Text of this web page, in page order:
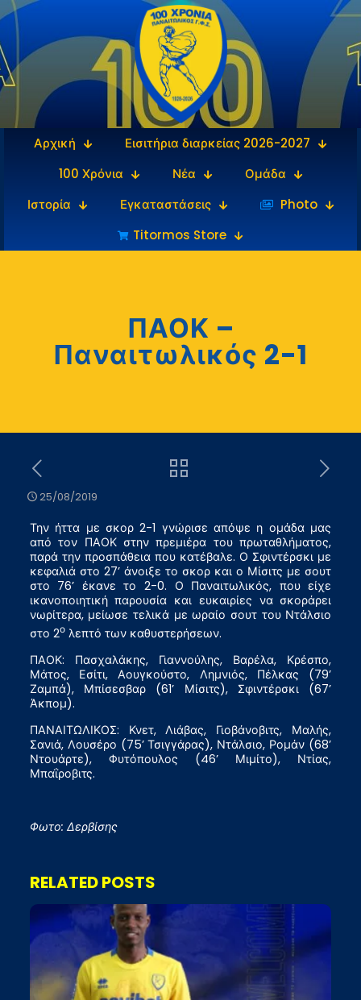
Αρχική
Εισιτήρια διαρκείας 2026-2027
100 Χρόνια
Νέα
Ομάδα
Ιστορία
Εγκαταστάσεις
‎‏‏‎ ‎Photo
Titormos Store
ΠΑΟΚ –
Παναιτωλικός 2-1
25/08/2019
Την ήττα με σκορ 2-1 γνώρισε απόψε η ομάδα μας
από τον ΠΑΟΚ στην πρεμιέρα του πρωταθλήματος,
παρά την προσπάθεια που κατέβαλε. Ο Σφιντέρσκι με
κεφαλιά στο 27’ άνοιξε το σκορ και ο Μίσιτς με σουτ
στο 76’ έκανε το 2-0. Ο Παναιτωλικός, που είχε
ικανοποιητική παρουσία και ευκαιρίες να σκοράρει
νωρίτερα, μείωσε τελικά με ωραίο σουτ του Ντάλσιο
στο 2ολεπτό των καθυστερήσεων.
ΠΑΟΚ: Πασχαλάκης, Γιαννούλης, Βαρέλα, Κρέσπο,
Μάτος, Εσίτι, Αουγκούστο, Λημνιός, Πέλκας (79’
Ζαμπά), Μπίσεσβαρ (61’ Μίσιτς), Σφιντέρσκι (67’
Άκπομ).
ΠΑΝΑΙΤΩΛΙΚΟΣ: Κνετ, Λιάβας, Γιοβάνοβιτς, Μαλής,
Σανιά, Λουσέρο (75’ Τσιγγάρας), Ντάλσιο, Ρομάν (68’
Ντουάρτε), Φυτόπουλος (46’ Μιμίτο), Ντίας,
Μπαΐροβιτς.
Φωτο: Δερβίσης
RELATED POSTS